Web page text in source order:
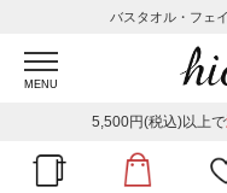
バスタオル・フェ
MENU
5,500円(税込)以上で